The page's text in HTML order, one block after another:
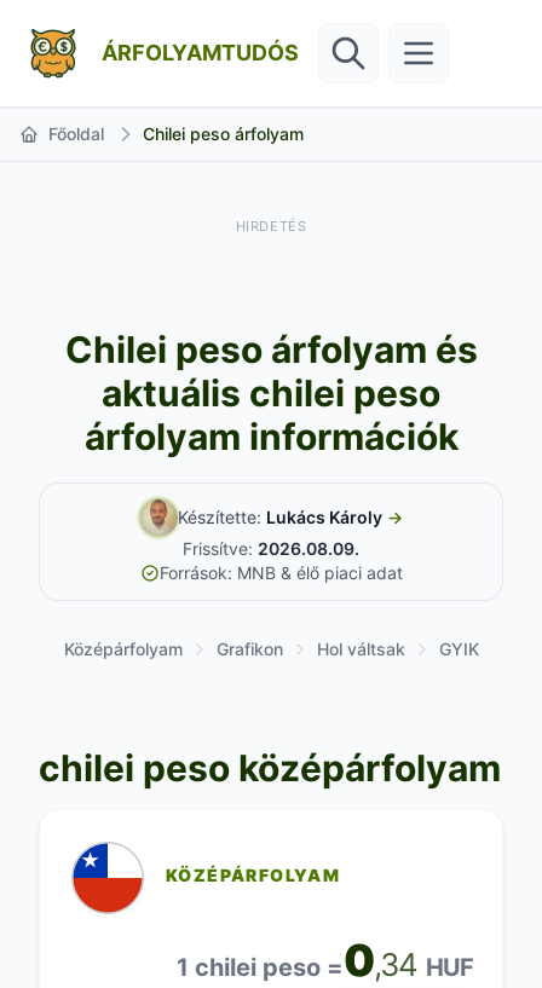
ÁRFOLYAMTUDÓS
Főoldal Chilei peso árfolyam
HIRDETÉS
Chilei peso árfolyam és
aktuális chilei peso
árfolyam információk
Készítette: Lukács Károly →
Frissítve: 2026.08.09.
Források: MNB & élő piaci adat
Középárfolyam Grafikon Hol váltsak GYIK
chilei peso középárfolyam
KÖZÉPÁRFOLYAM
1 chilei peso =0,34 HUF